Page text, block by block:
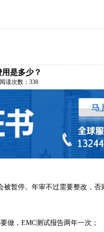
是多少？
次数： 338
暂停。年审不过需要整改，否
做，EMC测试报告两年一次；